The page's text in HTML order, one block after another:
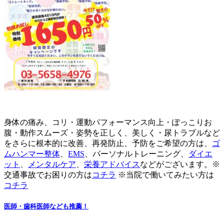
身体の痛み、コリ・運動パフォーマンス向上・ぽっこりお
腹・動作スムーズ・姿勢を正しく、美しく・尿トラブルなど
をさらに根本的に改善、再発防止、予防をご希望の方は、
ゴ
ムハンマー整体
EMS 、パーソナルトレーニング、
ダイエ
ット
メンタルケア 栄養アドバイスなどがございます。※
交通事故でお困りの方はコチラ ※当院で働いてみたい方は
コチラ
医師・歯科医師なども推薦！